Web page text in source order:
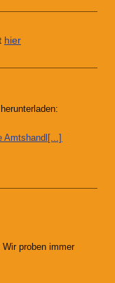
hier
Amtshandl[...]
proben immer